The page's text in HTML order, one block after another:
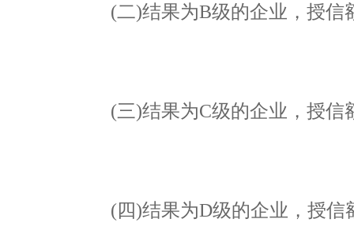
(二)结果为B级的企业，授信
(三)结果为C级的企业，授信
(四)结果为D级的企业，授信